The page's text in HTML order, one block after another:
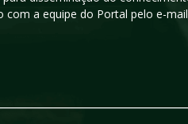
a equipe do Portal pelo e-